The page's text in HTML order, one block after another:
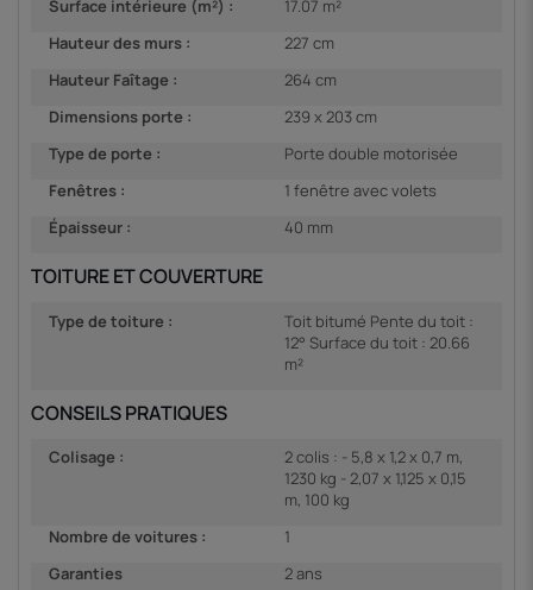
Surface intérieure (m²) :
17.07 m²
Hauteur des murs :
227 cm
Hauteur Faîtage :
264 cm
Dimensions porte :
239 x 203 cm
Type de porte :
Porte double motorisée
Fenêtres :
1 fenêtre avec volets
Épaisseur :
40 mm
TOITURE ET COUVERTURE
Type de toiture :
Toit bitumé Pente du toit :
12° Surface du toit : 20.66
m²
CONSEILS PRATIQUES
Colisage :
2 colis : - 5,8 x 1,2 x 0,7 m,
1230 kg - 2,07 x 1,125 x 0,15
m, 100 kg
Nombre de voitures :
1
Garanties
2 ans